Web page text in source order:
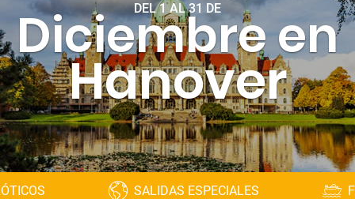
DEL 1 AL 31 DE
Diciembre en
Hanover
SALIDAS ESPECIALES